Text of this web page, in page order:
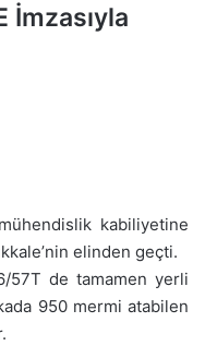
İmzasıyla
kabiliyetine
elinden geçti.
57T de tamamen yerli
950 mermi atabilen